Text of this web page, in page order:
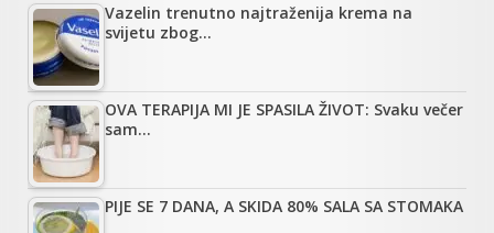
Vazelin trenutno najtraženija krema na
svijetu zbog…
OVA TERAPIJA MI JE SPASILA ŽIVOT: Svaku večer
sam…
PIJE SE 7 DANA, A SKIDA 80% SALA SA STOMAKA